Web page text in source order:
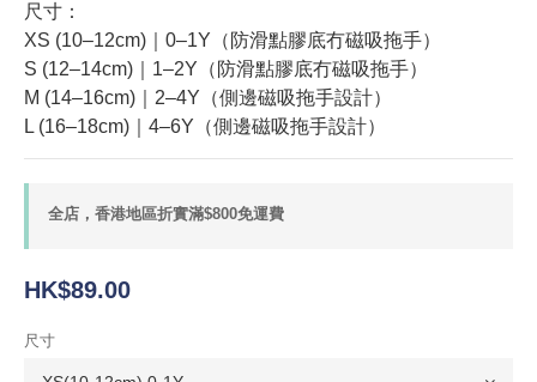
尺寸：
XS (10–12cm)｜0–1Y（防滑點膠底冇磁吸拖手）
S (12–14cm)｜1–2Y（防滑點膠底冇磁吸拖手）
M (14–16cm)｜2–4Y（側邊磁吸拖手設計）
L (16–18cm)｜4–6Y（側邊磁吸拖手設計）
全店，香港地區折實滿$800免運費
HK$89.00
尺寸